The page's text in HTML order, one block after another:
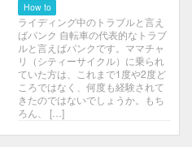
How to
ライディング中のトラブルと言え
ばパンク 自転車の代表的なトラブ
ルと言えばパンクです。ママチャ
リ（シティーサイクル）に乗られ
ていた方は、これまで1度や2度ど
ころではなく、何度も経験されて
きたのではないでしょうか。もち
ろん、 […]